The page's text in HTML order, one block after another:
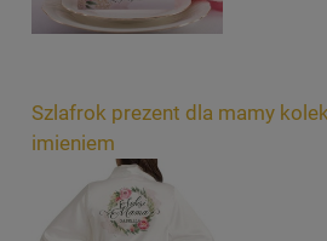
Szlafrok prezent dla mamy
imieniem